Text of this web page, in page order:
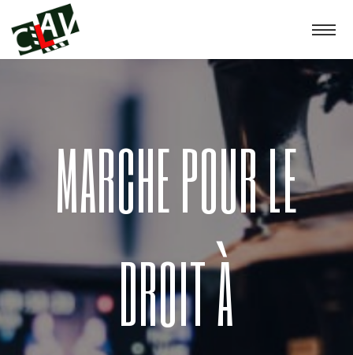
MARCHE POUR LE
DROIT À